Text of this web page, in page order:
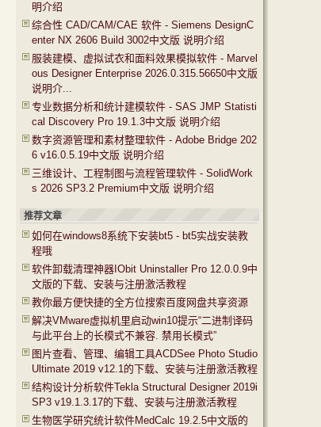
明介绍
综合性 CAD/CAM/CAE 软件 - Siemens DesignC
enter NX 2606 Build 3002中文版 说明介绍
服装建模、虚拟试衣和面料效果模拟软件 - Marvel
ous Designer Enterprise 2026.0.315.56650中文版
说明介...
专业数据分析和统计建模软件 - SAS JMP Statisti
cal Discovery Pro 19.1.3中文版 说明介绍
数字资源管理和素材整理软件 - Adobe Bridge 202
6 v16.0.5.19中文版 说明介绍
三维设计、工程制图与流程管理软件 - SolidWork
s 2026 SP3.2 Premium中文版 说明介绍
推荐文章
如何在windows8系统下安装bt5 - bt5实战安装教
程哦
软件卸载清理神器IObit Uninstaller Pro 12.0.0.9中
文版的下载、安装与注册激活教程
教你最方便快捷的全方位搜索百度网盘共享资源
解决VMware虚拟机里启动win10提示“二进制译码
与此平台上的长模式不兼容. 禁用长模式”
图片查看、管理、编辑工具ACDSee Photo Studio
Ultimate 2019 v12.1的下载、安装与注册激活教程
结构设计分析软件Tekla Structural Designer 2019i
SP3 v19.1.3.17的下载、安装与注册激活教程
生物医学研究统计软件MedCalc 19.2.5中文版的